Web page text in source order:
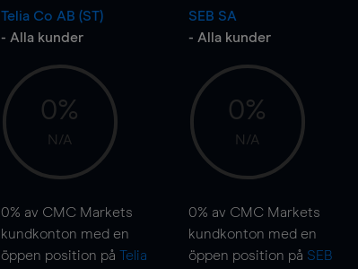
Telia Co AB (ST)
- Alla kunder
0%
N/A
0% av CMC Markets
kundkonton med en
öppen position på Telia
SEB SA
- Alla kunder
0%
N/A
0% av CMC Markets
kundkonton med en
öppen position på SEB